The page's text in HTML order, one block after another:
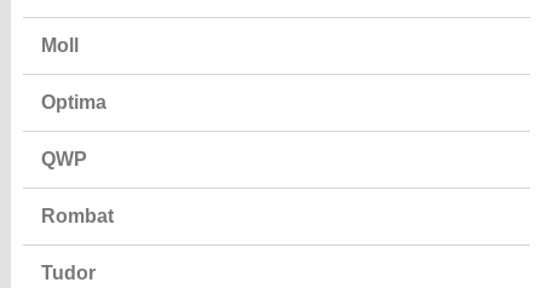
Moll
Optima
QWP
Rombat
Tudor